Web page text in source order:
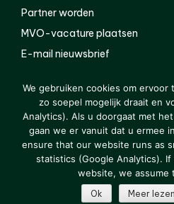
Partner worden
MVO-vacature plaatsen
E-mail nieuwsbrief
© 2000-2026 Van der Molen EIS
Privacy
We gebruiken cookies om
zo soepel mogelijk draait en
Analytics). Als u doorgaat met
gaan we er vanuit dat u ermee
ensure that our website runs as
statistics (Google Analytics).
website, we assume
Ok Meer